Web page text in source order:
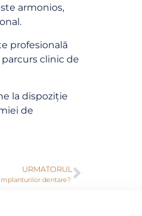
armonios,
profesională
clinic de
la dispoziție
de
URMATORUL
dentare?